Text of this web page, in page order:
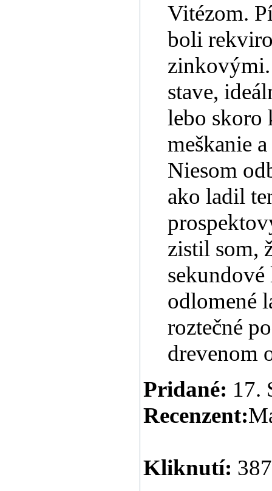
Vitézom.
boli
stave,
lebo skoro
meškanie
Niesom
ako ladil
zistil som,
odlomené
roztečné
drevenom
Pridané: 17.
Recenzent:
Kliknutí: